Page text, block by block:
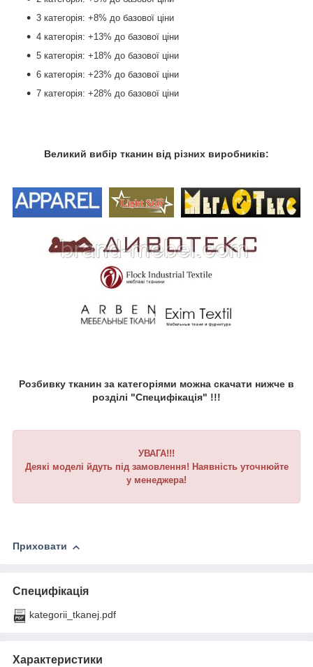
3 категорія: +8% до базової ціни
4 категорія: +13% до базової ціни
5 категорія: +18% до базової ціни
6 категорія: +23% до базової ціни
7 категорія: +28% до базової ціни
Великий вибір тканин від різних виробників:
Розбивку тканин за категоріями можна скачати нижче в
розділі "Специфікація" !!!
УВАГА!!!
Деякі моделі йдуть під замовлення! Наявність уточнюйте
у менеджера!
Приховати
Специфікація
kategorii_tkanej.pdf
Характеристики